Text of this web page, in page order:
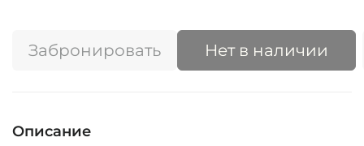
Забронировать Нет в наличии
Описание